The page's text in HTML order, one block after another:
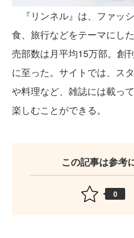
『リンネル』は、ファッ
食、旅行などをテーマにし
売部数は月平均15万部。創
に至った。サイトでは、ス
や料理など、雑誌には載っ
楽しむことができる。
この記事は参考
0